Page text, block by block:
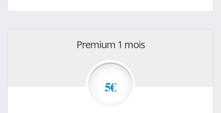
Premium 1 mois
5€